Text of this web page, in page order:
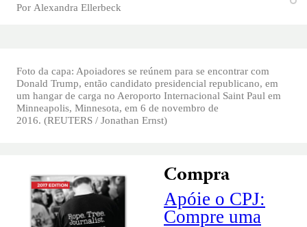
Por Alexandra Ellerbeck
Foto da capa: Apoiadores se reúnem para se encontrar com
Donald Trump, então candidato presidencial republicano, em
um hangar de carga no Aeroporto Internacional Saint Paul em
Minneapolis, Minnesota, em 6 de novembro de
2016. (REUTERS / Jonathan Ernst)
Compra
Apóie o CPJ:
Compre uma